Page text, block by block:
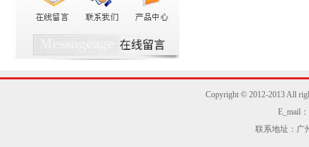
Copyright © 2012-2013 All
E_mail
联系地址：广